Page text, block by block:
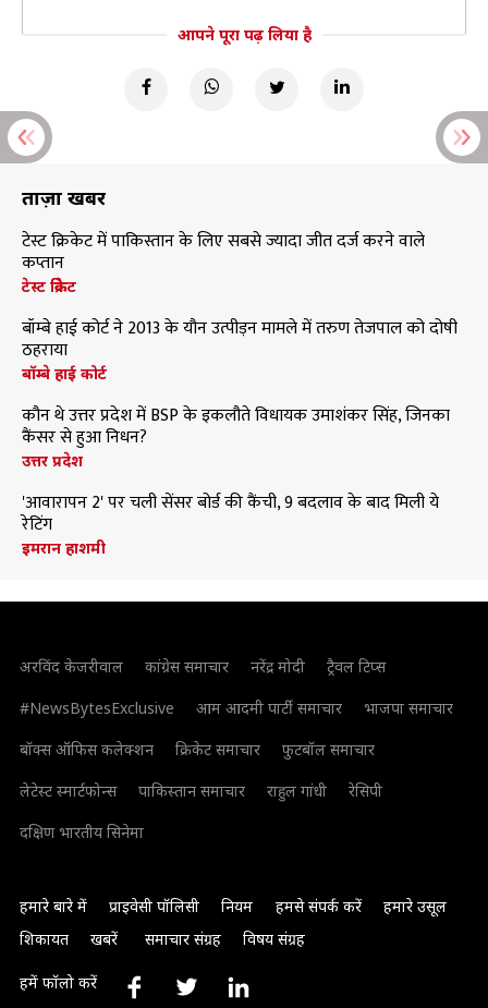
आपने पूरा पढ़ लिया है
ताज़ा खबरें
टेस्ट क्रिकेट में पाकिस्तान के लिए सबसे ज्यादा जीत दर्ज करने वाले
कप्तान
टेस्ट क्रिकेट
बॉम्बे हाई कोर्ट ने 2013 के यौन उत्पीड़न मामले में तरुण तेजपाल को दोषी
ठहराया
बॉम्बे हाई कोर्ट
कौन थे उत्तर प्रदेश में BSP के इकलौते विधायक उमाशंकर सिंह, जिनका
कैंसर से हुआ निधन?
उत्तर प्रदेश
'आवारापन 2' पर चली सेंसर बोर्ड की कैंची, 9 बदलाव के बाद मिली ये
रेटिंग
इमरान हाशमी
अरविंद केजरीवाल कांग्रेस समाचार नरेंद्र मोदी
ट्रैवल टिप्स
#NewsBytesExclusive
आम आदमी पार्टी समाचार
भाजपा समाचार
बॉक्स ऑफिस कलेक्शन
क्रिकेट समाचार
फुटबॉल समाचार
लेटेस्ट स्मार्टफोन्स
पाकिस्तान समाचार राहुल गांधी
रेसिपी
दक्षिण भारतीय सिनेमा
हमारे बारे में प्राइवेसी पॉलिसी नियम हमसे संपर्क करें
हमारे उसूल
शिकायत
खबरें समाचार संग्रह विषय संग्रह
हमें फॉलो करें